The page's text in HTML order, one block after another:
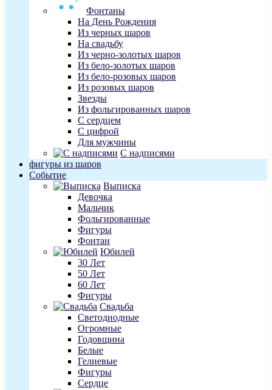
Фонтаны
На День Рождения
Из черных шаров
На свадьбу
Из черно-золотых шаров
Из бело-золотых шаров
Из бело-розовых шаров
Из розовых шаров
Звезды
Из фольгированных шаров
С сердцем
С цифрой
Для мужчины
С надписями
фигуры из шаров
Событие
Выписка
Девочка
Мальчик
Фольгированные
Фигуры
Фонтан
Юбилей
30 Лет
50 Лет
60 Лет
Фигуры
Свадьба
Светодиодные
Огромные
Годовщина
Белые
Гелиевые
Фигуры
Сердце